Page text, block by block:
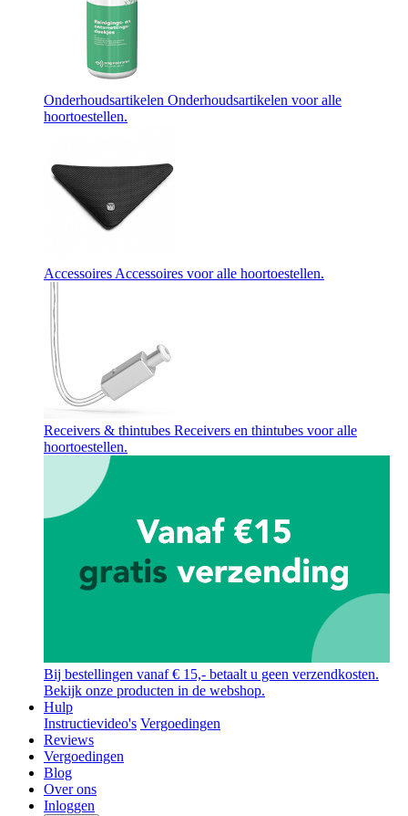
Onderhoudsartikelen Onderhoudsartikelen voor alle
hoortoestellen.
AccessoiresAccessoires voor alle hoortoestellen.
Receivers & thintubes Receivers en thintubes voor alle
hoortoestellen.
Bij bestellingen vanaf € 15,- betaalt u geen verzendkosten.
Bekijk onze producten in de webshop.
Hulp
Instructievideo's Vergoedingen
Reviews
Vergoedingen
Blog
Over ons
Inloggen